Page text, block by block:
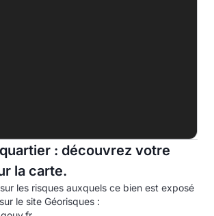
60.0kg eqCO2/m².an
: découvrez votre
la carte.
les risques auxquels ce bien est exposé
le site Géorisques :